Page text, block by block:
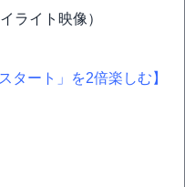
イライト映像）
タート」を2倍楽しむ】